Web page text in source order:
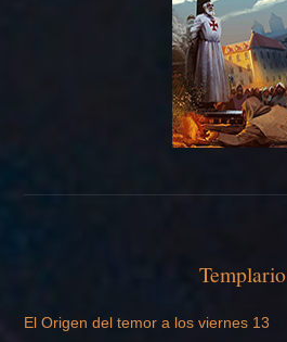
Templario
El Origen del temor a los viernes 13